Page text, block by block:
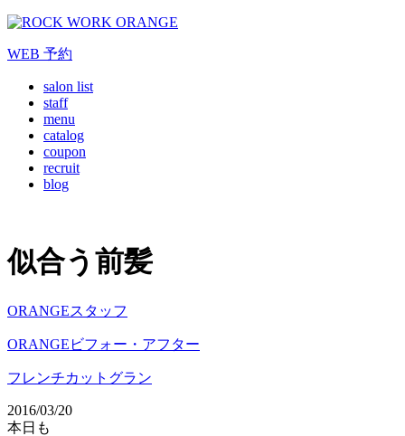
WEB 予約
salon list
staff
menu
catalog
coupon
recruit
blog
似合う前髪
ORANGEスタッフ
ORANGEビフォー・アフター
フレンチカットグラン
2016/03/20
本日も